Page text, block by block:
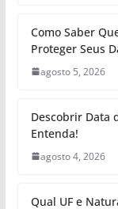
Como Saber
Proteger Seus
agosto 5, 2026
Descobrir Data
Entenda!
agosto 4, 2026
Qual UF e